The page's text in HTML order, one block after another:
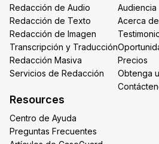
Redacción de Audio
Redacción de Texto
Redacción de Imagen
Transcripción y Traducción
Redacción Masiva
Servicios de Redacción
Audiencia
Acerca de
Precios
Obtenga
Resources
Centro de Ayuda
Preguntas Frecuentes